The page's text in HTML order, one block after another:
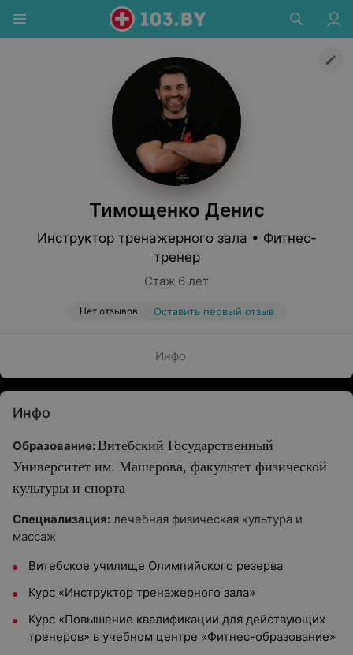
Тимощенко Денис
Инструктор тренажерного зала • Фитнес-
тренер
Стаж 6 лет
Нет отзывов Оставить первый отзыв
Инфо
Инфо
Образование:Витебский Государственный
Университет им. Машерова, факультет физической
культуры и спорта
Специализация: лечебная физическая культура и
массаж
Витебское училище Олимпийского резерва
Курс «Инструктор тренажерного зала»
Курс «Повышение квалификации для действующих
тренеров» в учебном центре «Фитнес-образование»